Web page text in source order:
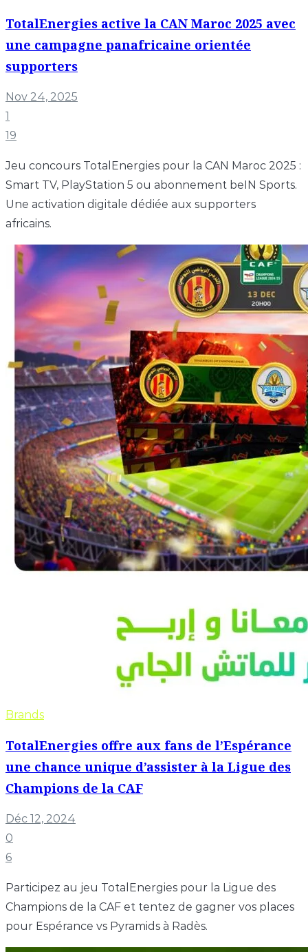
TotalEnergies active la CAN Maroc 2025 avec
une campagne panafricaine orientée
supporters
Nov 24, 2025
1
19
Jeu concours TotalEnergies pour la CAN Maroc 2025 :
Smart TV, PlayStation 5 ou abonnement beIN Sports.
Une activation digitale dédiée aux supporters
africains.
Brands
TotalEnergies offre aux fans de l’Espérance
une chance unique d’assister à la Ligue des
Champions de la CAF
Déc 12, 2024
0
6
Participez au jeu TotalEnergies pour la Ligue des
Champions de la CAF et tentez de gagner vos places
pour Espérance vs Pyramids à Radès.